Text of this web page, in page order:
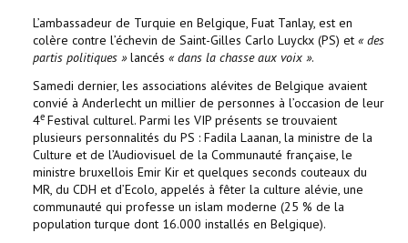
EGLISE
LE CENTRE
CONTACT
L’ambassadeur de Turquie en Belgique, Fuat Tanlay, est en
colère contre l’échevin de Saint-Gilles Carlo Luyckx (PS) et « des
partis politiques »lancés « dans la chasse aux voix ».
Samedi dernier, les associations alévites de Belgique avaient
convié à Anderlecht un millier de personnes à l’occasion de leur
4e Festival culturel. Parmi les VIP présents se trouvaient
plusieurs personnalités du PS : Fadila Laanan, la ministre de la
Culture et de l’Audiovisuel de la Communauté française, le
ministre bruxellois Emir Kir et quelques seconds couteaux du
MR, du CDH et d’Ecolo, appelés à fêter la culture alévie, une
communauté qui professe un islam moderne (25 % de la
population turque dont 16.000 installés en Belgique).